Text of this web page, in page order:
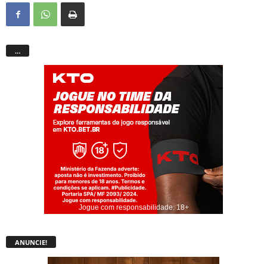
…
Jogue com responsabilidade. 18+
ANUNCIE!